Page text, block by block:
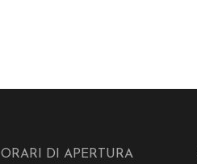
ORARI DI APERTURA